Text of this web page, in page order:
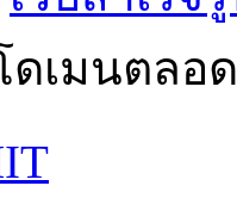
ดเมนตลอ